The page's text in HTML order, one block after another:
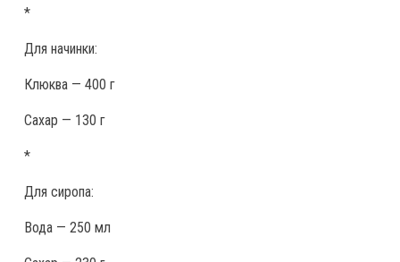
*
Для начинки:
Клюква — 400 г
Сахар — 130 г
*
Для сиропа:
Вода — 250 мл